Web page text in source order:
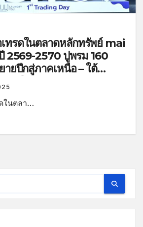
เทรดในตลาดหลักทรัพย์ mai
2569-2570 ปูพรม 160
ายปีกสู่ภาคเหนือ – ใต้
ตัวในภูมิภาค ปักธงสร้าง
งยืน
ในตลา…